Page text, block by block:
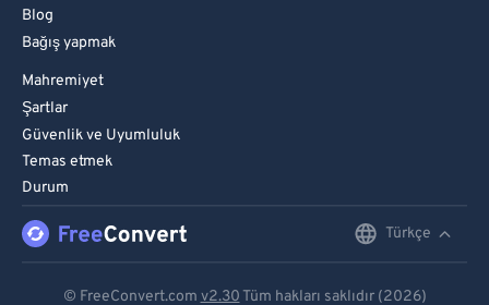
Blog
Bağış yapmak
Mahremiyet
Şartlar
Güvenlik ve Uyumluluk
Temas etmek
Durum
Türkçe
© FreeConvert.com v2.30 Tüm hakları saklıdır (2026)